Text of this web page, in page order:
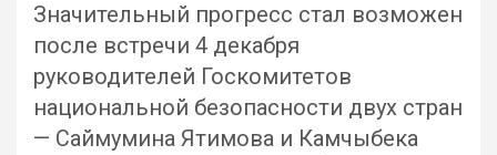
Значительный прогресс стал возможен
после встречи 4 декабря
руководителей Госкомитетов
национальной безопасности двух стран
— Саймумина Ятимова и Камчыбека